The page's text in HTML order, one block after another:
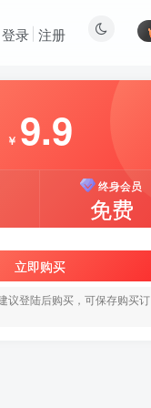
登录 注册
￥ 9.9
终身会员
免费
立即购买
议登陆后购买，可保存购买订